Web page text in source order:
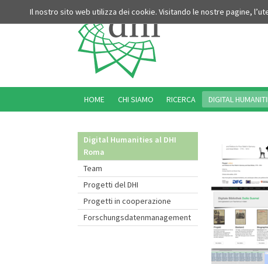
Il nostro sito web utilizza dei cookie. Visitando le nostre pagine,
Digital Humanities al DHI
Roma
Team
Progetti del DHI
Progetti in cooperazione
Forschungsdatenmanagement
HOME CHI SIAMO RICERCA DIGITAL